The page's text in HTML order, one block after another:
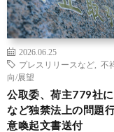
2026.06.25
プレスリリースなど
不
向/展望
公取委、荷主779社
など独禁法上の問題
意喚起文書送付